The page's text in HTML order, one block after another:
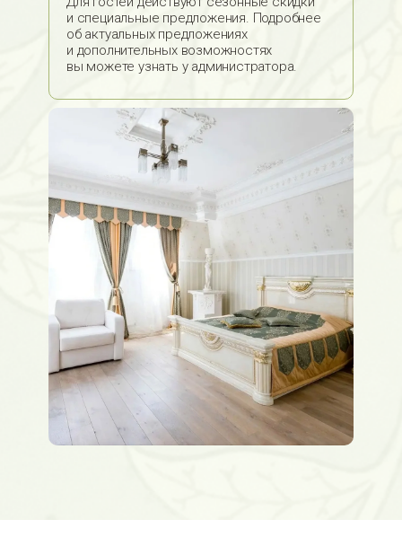
и специальные предложения. Подробнее
об актуальных предложениях
и дополнительных возможностях
вы можете узнать у администратора.